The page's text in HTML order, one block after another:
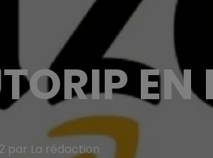
EN
par La rédaction